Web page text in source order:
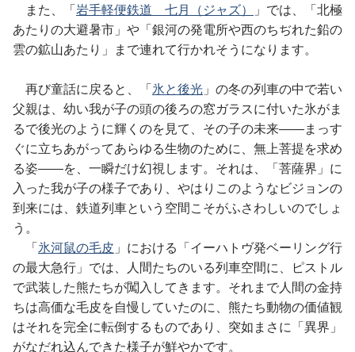
また、「 岩手軽便鉄道 七月（ジャズ）
」では、「北極
あたりの大避暑市」や「銀河の発電所や西のちぢれた鉛の
雲の鉱山あたり」まで連れて行かれそうになります。
再び童話に戻ると、「 氷と後光 」の冬の列車の中で若い
父親は、幼い我が子の頭の後ろの窓ガラスに付いた氷がま
るで後光のように輝くのを見て、その子の未来――まっす
ぐに立ちあがってあらゆる生物のために、無上菩提を求め
る姿――を、一瞬だけ幻視します。それは、「菩薩界」に
入った我が子の様子であり、やはりこのようなビジョンの
到来には、鉄道列車という空間こそがふさわしいのでしょ
う。
「 氷河鼠の毛皮 」における「イーハトヴ発ベーリング行
の最大急行」では、人間たちのいる列車空間に、ピストル
で武装した熊たちが闖入してきます。それまで人間の金持
ちは高価な毛皮を自慢していたのに、熊たち動物の価値観
はそれを完全に転倒するものであり、突如まさに「異界」
がなだれ込んできた様子が鮮やかです。